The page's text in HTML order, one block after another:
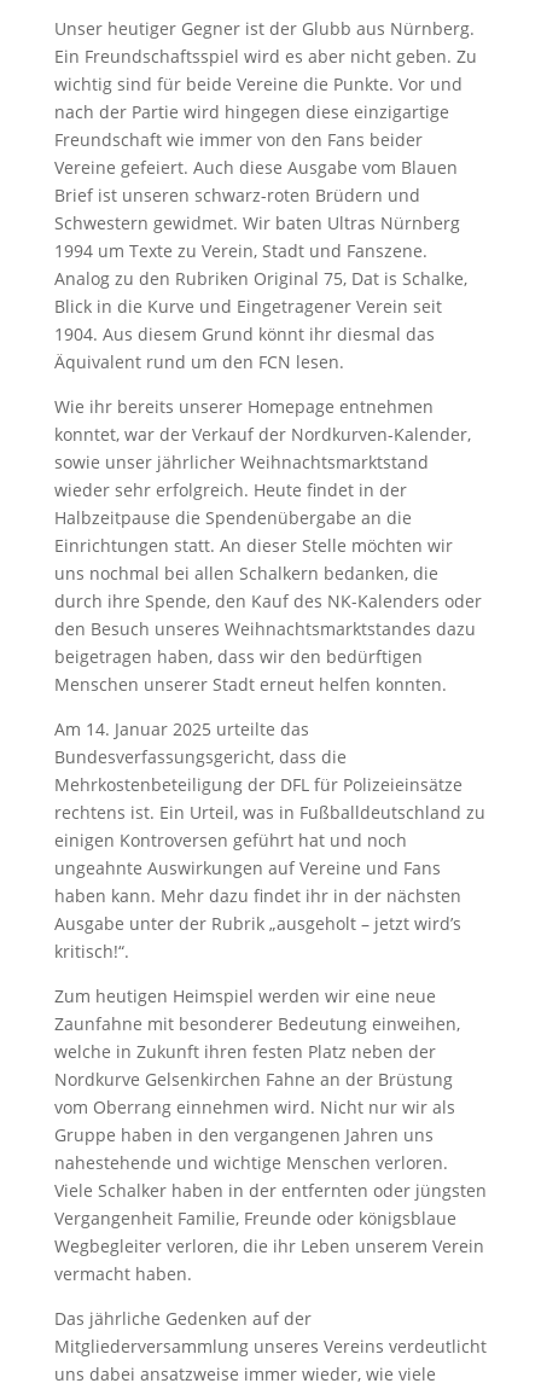
Unser heutiger Gegner ist der Glubb aus Nürnberg.
Ein Freundschaftsspiel wird es aber nicht geben. Zu
wichtig sind für beide Vereine die Punkte. Vor und
nach der Partie wird hingegen diese einzigartige
Freundschaft wie immer von den Fans beider
Vereine gefeiert. Auch diese Ausgabe vom Blauen
Brief ist unseren schwarz-roten Brüdern und
Schwestern gewidmet. Wir baten Ultras Nürnberg
1994 um Texte zu Verein, Stadt und Fanszene.
Analog zu den Rubriken Original 75, Dat is Schalke,
Blick in die Kurve und Eingetragener Verein seit
1904. Aus diesem Grund könnt ihr diesmal das
Äquivalent rund um den FCN lesen.
Wie ihr bereits unserer Homepage entnehmen
konntet, war der Verkauf der Nordkurven-Kalender,
sowie unser jährlicher Weihnachtsmarktstand
wieder sehr erfolgreich. Heute findet in der
Halbzeitpause die Spendenübergabe an die
Einrichtungen statt. An dieser Stelle möchten wir
uns nochmal bei allen Schalkern bedanken, die
durch ihre Spende, den Kauf des NK-Kalenders oder
den Besuch unseres Weihnachtsmarktstandes dazu
beigetragen haben, dass wir den bedürftigen
Menschen unserer Stadt erneut helfen konnten.
Am 14. Januar 2025 urteilte das
Bundesverfassungsgericht, dass die
Mehrkostenbeteiligung der DFL für Polizeieinsätze
rechtens ist. Ein Urteil, was in Fußballdeutschland zu
einigen Kontroversen geführt hat und noch
ungeahnte Auswirkungen auf Vereine und Fans
haben kann. Mehr dazu findet ihr in der nächsten
Ausgabe unter der Rubrik „ausgeholt – jetzt wird’s
kritisch!“.
Zum heutigen Heimspiel werden wir eine neue
Zaunfahne mit besonderer Bedeutung einweihen,
welche in Zukunft ihren festen Platz neben der
Nordkurve Gelsenkirchen Fahne an der Brüstung
vom Oberrang einnehmen wird. Nicht nur wir als
Gruppe haben in den vergangenen Jahren uns
nahestehende und wichtige Menschen verloren.
Viele Schalker haben in der entfernten oder jüngsten
Vergangenheit Familie, Freunde oder königsblaue
Wegbegleiter verloren, die ihr Leben unserem Verein
vermacht haben.
Das jährliche Gedenken auf der
Mitgliederversammlung unseres Vereins verdeutlicht
uns dabei ansatzweise immer wieder, wie viele